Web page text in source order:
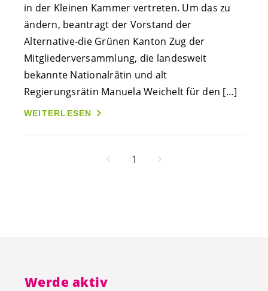
in der Kleinen Kammer vertreten. Um das zu
ändern, beantragt der Vorstand der
Alternative-die Grünen Kanton Zug der
Mitgliederversammlung, die landesweit
bekannte Nationalrätin und alt
Regierungsrätin Manuela Weichelt für den […]
WEITERLESEN
1
Werde aktiv